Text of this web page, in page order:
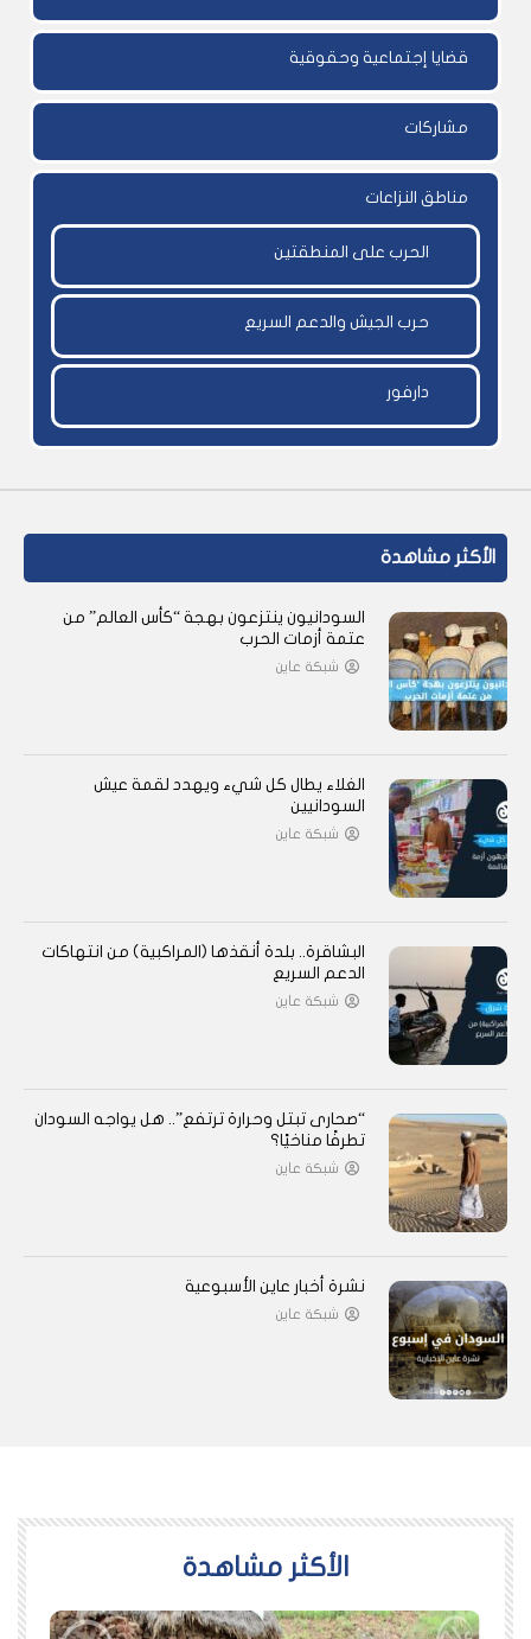
قضايا إجتماعية وحقوقية
مشاركات
مناطق النزاعات
الحرب على المنطقتين
حرب الجيش والدعم السريع
دارفور
الأكثر مشاهدة
السودانيون ينتزعون بهجة “كأس العالم” من
عتمة أزمات الحرب
شبكة عاين
الغلاء يطال كل شيء ويهدد لقمة عيش
السودانيين
شبكة عاين
البشاقرة.. بلدة أنقذها (المراكبية) من انتهاكات
الدعم السريع
شبكة عاين
“صحارى تبتل وحرارة ترتفع”.. هل يواجه السودان
تطرفًا مناخيًا؟
شبكة عاين
نشرة أخبار عاين الأسبوعية
شبكة عاين
اﻷكثر مشاهدة